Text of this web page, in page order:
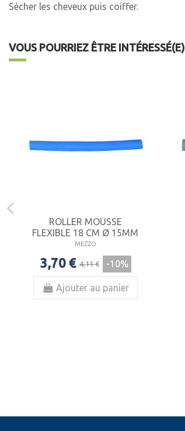
Sécher les cheveux puis coiffer.
VOUS POURRIEZ ÊTRE
ROLLER MOUSSE
FLEXIBLE 18 CM Ø 15MM
MEZZO
3,70 € 4,11 € -10%
Ajouter au panier